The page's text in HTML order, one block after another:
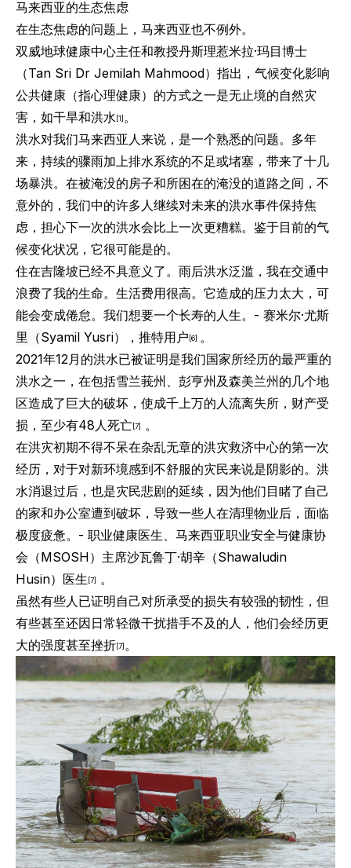
马来西亚的生态焦虑
在生态焦虑的问题上，马来西亚也不例外。
双威地球健康中心主任和教授丹斯理惹米拉·玛目博士
（Tan Sri Dr Jemilah Mahmood）指出，气候变化影响
公共健康（指心理健康）的方式之一是无止境的自然灾
害，如干旱和洪水 [1] 。
洪水对我们马来西亚人来说，是一个熟悉的问题。多年
来，持续的骤雨加上排水系统的不足或堵塞，带来了十几
场暴洪。在被淹没的房子和所困在的淹没的道路之间，不
意外的，我们中的许多人继续对未来的洪水事件保持焦
虑，担心下一次的洪水会比上一次更糟糕。鉴于目前的气
候变化状况，它很可能是的。
住在吉隆坡已经不具意义了。雨后洪水泛滥，我在交通中
浪费了我的生命。生活费用很高。它造成的压力太大，可
能会变成倦怠。我们想要一个长寿的人生。- 赛米尔·尤斯
里（Syamil Yusri），推特用户 [6] 。
2021年12月的洪水已被证明是我们国家所经历的最严重的
洪水之一，在包括雪兰莪州、彭亨州及森美兰州的几个地
区造成了巨大的破坏，使成千上万的人流离失所，财产受
损，至少有48人死亡[7]
。
在洪灾初期不得不呆在杂乱无章的洪灾救济中心的第一次
经历，对于对新环境感到不舒服的灾民来说是阴影的。洪
水消退过后，也是灾民悲剧的延续，因为他们目睹了自己
的家和办公室遭到破坏，导致一些人在清理物业后，面临
极度疲惫。- 职业健康医生、马来西亚职业安全与健康协
会（MSOSH）主席沙瓦鲁丁·胡辛（Shawaludin
Husin）医生 [7]
。
虽然有些人已证明自己对所承受的损失有较强的韧性，但
有些甚至还因日常轻微干扰措手不及的人，他们会经历更
大的强度甚至挫折[7] 。